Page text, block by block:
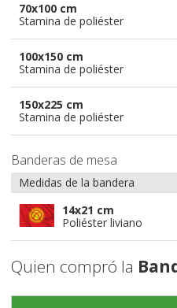
70x100 cm
Stamina de poliéster
100x150 cm
Stamina de poliéster
150x225 cm
Stamina de poliéster
Banderas de mesa
Medidas de la bandera
14x21 cm
Poliéster liviano
Quien compró la